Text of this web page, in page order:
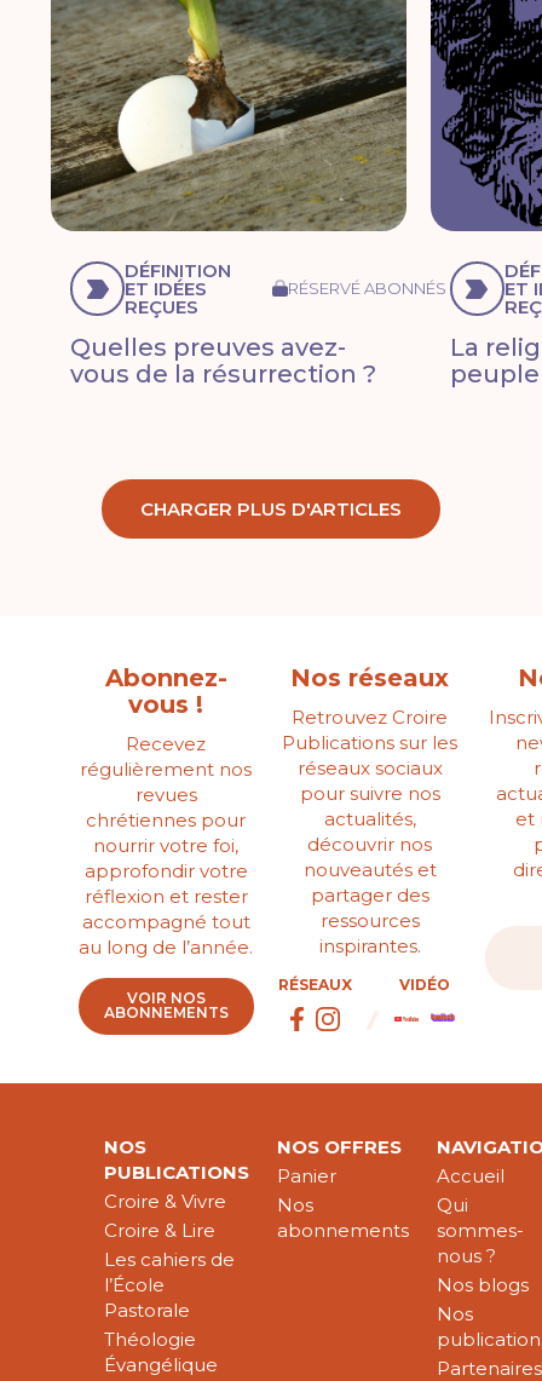
DÉFINITION
ET IDÉES
REÇUES
RÉSERVÉ ABONNÉS
Quelles preuves avez-
vous de la résurrection ?
ET
La
peuple
CHARGER PLUS D'ARTICLES
Abonnez-
vous !
Recevez
régulièrement nos
revues
chrétiennes pour
nourrir votre foi,
approfondir votre
réflexion et rester
accompagné tout
au long de l’année.
VOIR NOS
ABONNEMENTS
Nos réseaux
Retrouvez Croire
Publications sur les
réseaux sociaux
pour suivre nos
actualités,
découvrir nos
nouveautés et
partager des
ressources
inspirantes.
RÉSEAUX VIDÉO
et
NOS
PUBLICATIONS
Croire & Vivre
Croire & Lire
Les cahiers de
l’École
Pastorale
Théologie
Évangélique
NOS OFFRES
Panier
Nos
abonnements
Accueil
Qui
sommes-
nous ?
Nos blogs
Nos
Partenaires